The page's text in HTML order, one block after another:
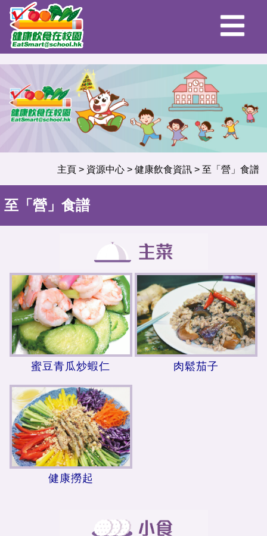
主頁> 資源中心> 健康飲食資訊> 至「營」食譜
至「營」食譜
蜜豆青瓜炒蝦仁 肉鬆茄子
健康撈起